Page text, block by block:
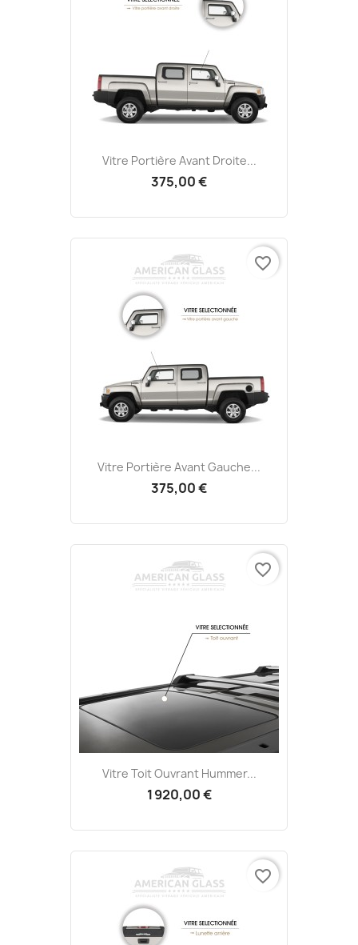
Vitre Portière Avant Droite...
375,00 €
Vitre Portière Avant Gauche...
375,00 €
favorite_border
Vitre Toit Ouvrant Hummer...
1 920,00 €
favorite_border
favorite_border